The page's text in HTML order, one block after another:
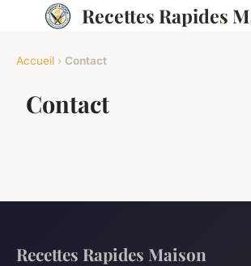
Recettes Rapides
Accueil › Contact
Contact
Recettes Rapides Maison